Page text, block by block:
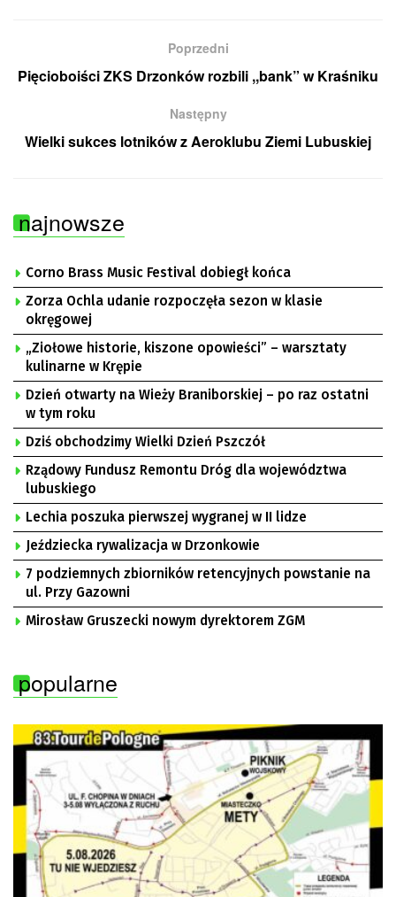
Poprzedni
Pięcioboiści ZKS Drzonków rozbili ,,bank” w Kraśniku
Następny
Wielki sukces lotników z Aeroklubu Ziemi Lubuskiej
najnowsze
Corno Brass Music Festival dobiegł końca
Zorza Ochla udanie rozpoczęła sezon w klasie
okręgowej
„Ziołowe historie, kiszone opowieści” – warsztaty
kulinarne w Krępie
Dzień otwarty na Wieży Braniborskiej – po raz ostatni
w tym roku
Dziś obchodzimy Wielki Dzień Pszczół
Rządowy Fundusz Remontu Dróg dla województwa
lubuskiego
Lechia poszuka pierwszej wygranej w II lidze
Jeździecka rywalizacja w Drzonkowie
7 podziemnych zbiorników retencyjnych powstanie na
ul. Przy Gazowni
Mirosław Gruszecki nowym dyrektorem ZGM
popularne